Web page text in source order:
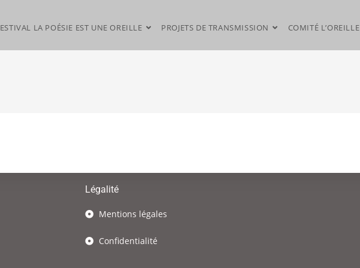
LA POÉSIE EST UNE OREILLE PROJETS DE TRANSMISSION COMITÉ L’OREILLE
Légalité
Mentions légales
Confidentialité